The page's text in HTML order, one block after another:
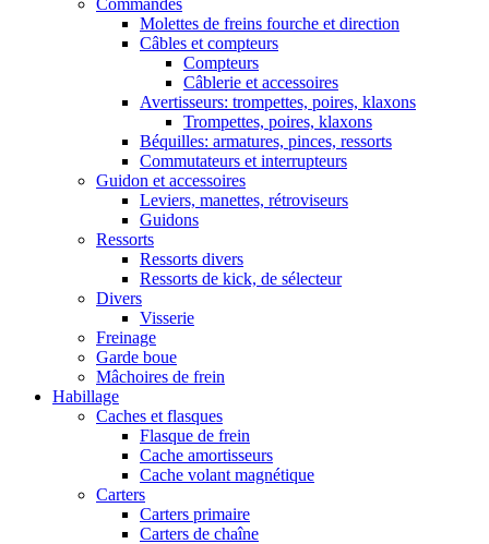
Commandes
Molettes de freins fourche et direction
Câbles et compteurs
Compteurs
Câblerie et accessoires
Avertisseurs: trompettes, poires, klaxons
Trompettes, poires, klaxons
Béquilles: armatures, pinces, ressorts
Commutateurs et interrupteurs
Guidon et accessoires
Leviers, manettes, rétroviseurs
Guidons
Ressorts
Ressorts divers
Ressorts de kick, de sélecteur
Divers
Visserie
Freinage
Garde boue
Mâchoires de frein
Habillage
Caches et flasques
Flasque de frein
Cache amortisseurs
Cache volant magnétique
Carters
Carters primaire
Carters de chaîne